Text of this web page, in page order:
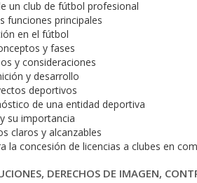
un club de fútbol profesional
funciones principales
en el fútbol
y fases
y consideraciones
y desarrollo
deportivos
de una entidad deportiva
su importancia
claros y alcanzables
la concesión de licencias a clubes en
DERECHOS DE IMAGEN,